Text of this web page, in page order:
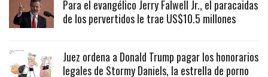
Para el evangélico Jerry Falwell Jr., el paracaidas
de los pervertidos le trae US$10.5 millones
Juez ordena a Donald Trump pagar los honorarios
legales de Stormy Daniels, la estrella de porno